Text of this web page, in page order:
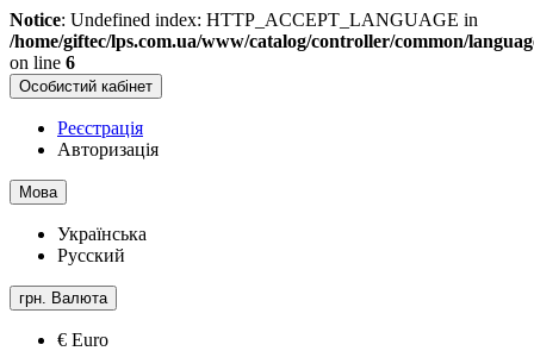
Notice: Undefined index: HTTP_ACCEPT_LANGUAGE in
/home/giftec/lps.com.ua/www/catalog/controller/common/
on line 6
Особистий кабінет
Реєстрація
Авторизація
Мова
Українська
Русский
грн. Валюта
€ Euro